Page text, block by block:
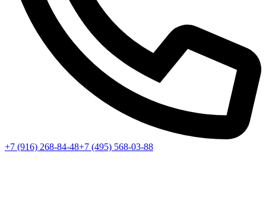
+7 (916) 268-84-48+7 (495) 568-03-88